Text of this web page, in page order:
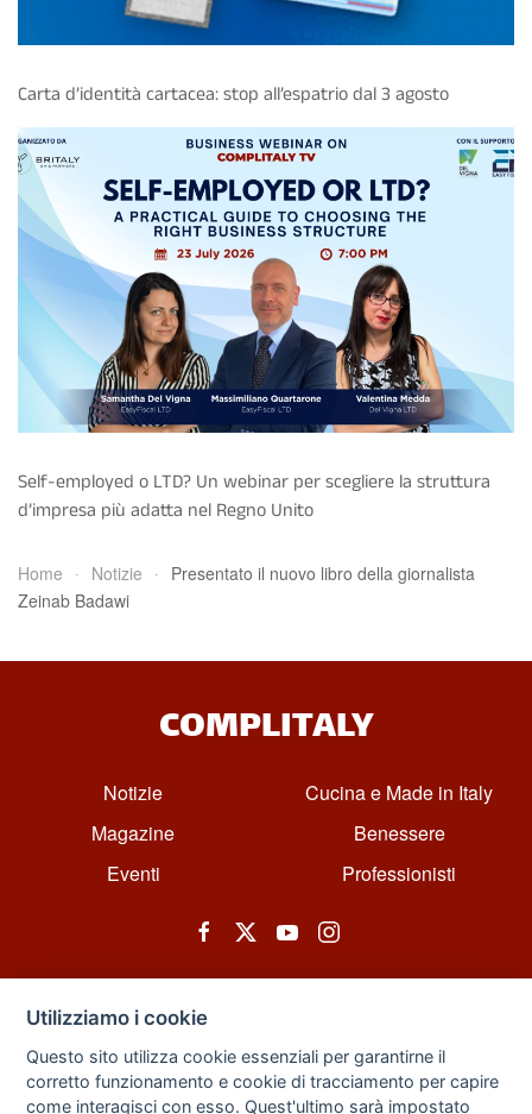
Carta d’identità cartacea: stop all’espatrio dal 3 agosto
Self-employed o LTD? Un webinar per scegliere la struttura
d’impresa più adatta nel Regno Unito
Home Notizie
Presentato il nuovo libro della giornalista
Zeinab Badawi
COMPLITALY
Notizie
Magazine
Eventi
Cucina e Made in Italy
Benessere
Professionisti
© All rights reserved. Powered by Zarix Solution LTD, Forest House
Utilizziamo i cookie
Questo sito utilizza cookie essenziali per garantirne il
corretto funzionamento e cookie di tracciamento per capire
come interagisci con esso. Quest'ultimo sarà impostato